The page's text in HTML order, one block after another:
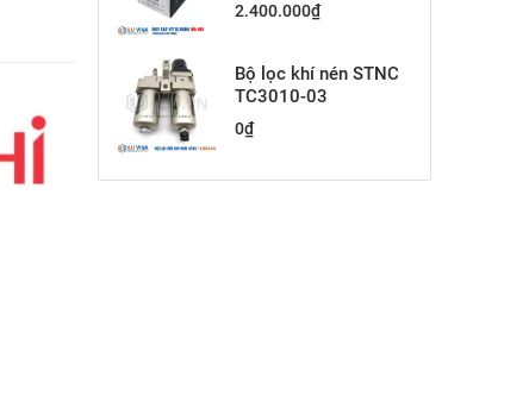
2.400.000₫
Bộ lọc khí nén STNC
TC3010-03
0₫